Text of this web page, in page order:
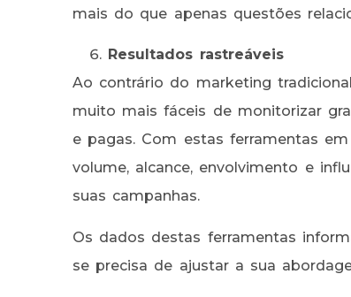
mais do que apenas questões
Resultados rastreáveis
Ao contrário do marketing
muito mais fáceis de monitorizar
e pagas. Com estas ferramentas
volume, alcance, envolvimento e
suas campanhas.
Os dados destas ferramentas
se precisa de ajustar a sua